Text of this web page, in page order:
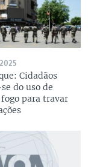
Cidadãos
do uso de
para travar